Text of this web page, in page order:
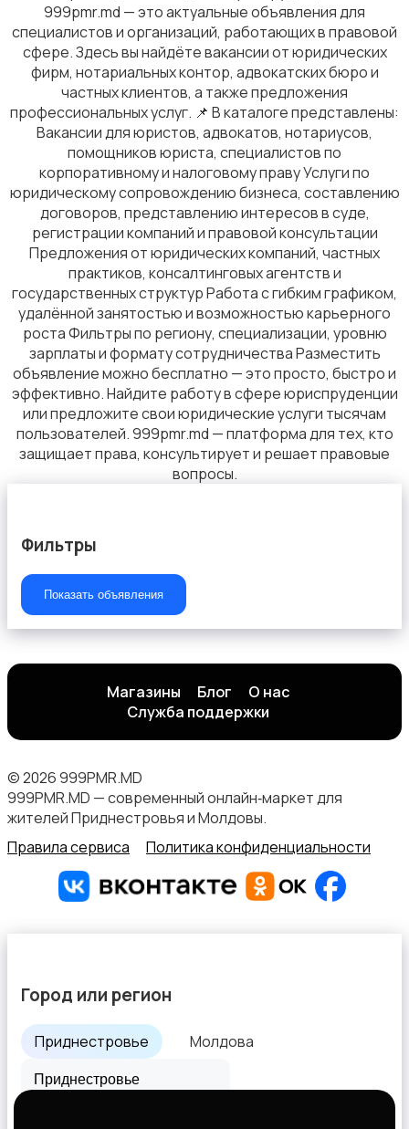
Страхование
Спорт и красота
Сельское хозяйство
Производство
Продажи
Финансы
Офисный персонал
999pmr.md — это актуальные объявления для
специалистов и организаций, работающих в правовой
сфере. Здесь вы найдёте вакансии от юридических
фирм, нотариальных контор, адвокатских бюро и
частных клиентов, а также предложения
профессиональных услуг. 📌 В каталоге представлены:
Вакансии для юристов, адвокатов, нотариусов,
помощников юриста, специалистов по
корпоративному и налоговому праву Услуги по
юридическому сопровождению бизнеса, составлению
договоров, представлению интересов в суде,
регистрации компаний и правовой консультации
Предложения от юридических компаний, частных
практиков, консалтинговых агентств и
государственных структур Работа с гибким графиком,
удалённой занятостью и возможностью карьерного
роста Фильтры по региону, специализации, уровню
зарплаты и формату сотрудничества Разместить
объявление можно бесплатно — это просто, быстро и
эффективно. Найдите работу в сфере юриспруденции
или предложите свои юридические услуги тысячам
пользователей. 999pmr.md — платформа для тех, кто
защищает права, консультирует и решает правовые
вопросы.
Фильтры
Показать объявления
Магазины Блог
О нас
Служба поддержки
© 2026 999PMR.MD
999PMR.MD — современный онлайн‑маркет для
жителей Приднестровья и Молдовы.
Правила сервиса
Политика конфиденциальности
Город или регион
Приднестровье Молдова